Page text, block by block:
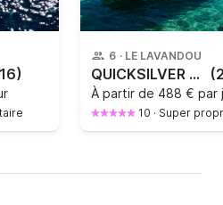
6 · LE LAVANDOU
QUICKSILVER S555
À partir de 488 € par
10 · Super